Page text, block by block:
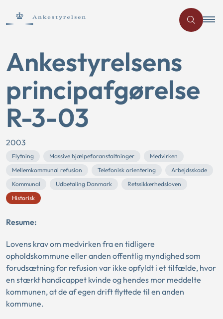
Ankestyrelsens
principafgørelse
R-3-03
2003
Flytning Massive hjælpeforanstaltninger
Medvirken
Mellemkommunal refusion
Telefonisk orientering
Arbejdsskade
Kommunal
Udbetaling Danmark
Retssikkerhedsloven
Historisk
Resume:
Lovens krav om medvirken fra en tidligere
opholdskommune eller anden offentlig myndighed som
forudsætning for refusion var ikke opfyldt i et tilfælde, hvor
en stærkt handicappet kvinde og hendes mor meddelte
kommunen, at de af egen drift flyttede til en anden
kommune.